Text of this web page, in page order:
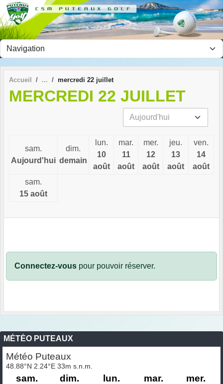
Accueil mercredi 22 juillet
MERCREDI 22 JUILLET
sam.
Aujourd'hui
dim.
demain
lun.
10
août
mar.
11
août
mer.
12
août
jeu.
13
août
ven.
14
août
sam.
15 août
Connectez-vous pour pouvoir réserver.
MÉTÉO PUTEAUX
Panneau de gestion des cookies